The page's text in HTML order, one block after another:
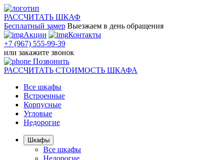
РАССЧИТАТЬ ШКАФ
Бесплатный замер Выезжаем в день обращения
Акции
Контакты
+7 (967) 555-99-39
или закажите звонок
Позвонить
РАССЧИТАТЬ СТОИМОСТЬ ШКАФА
Все шкафы
Встроенные
Корпусные
Угловые
Недорогие
Шкафы
Все шкафы
Недорогие